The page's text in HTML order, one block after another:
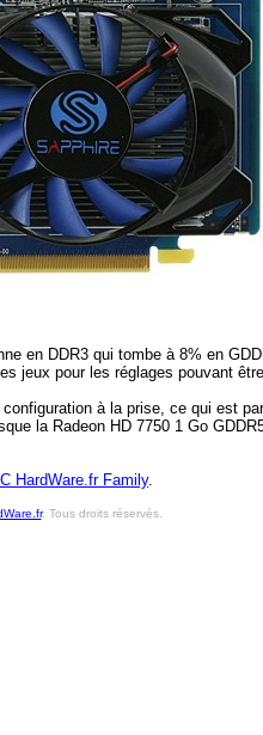
en DDR3 qui tombe à 8% en
jeux pour les réglages pouvant
à la prise, ce qui est
la Radeon HD 7750 1 Go
HardWare.fr Family.
. Tous droits réservés.